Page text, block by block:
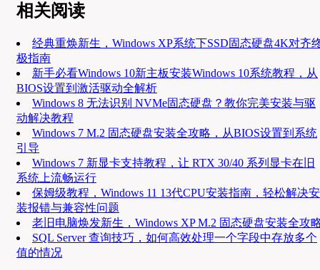
相关阅读
经典重焕新生，Windows XP系统下SSD固态硬盘4K对齐
极指南
新手必看Windows 10新主板安装Windows 10系统教程，从
BIOS设置到激活驱动全解析
Windows 8 无法识别 NVMe固态硬盘？教你完美安装与驱
动解决教程
Windows 7 M.2 固态硬盘安装全攻略，从BIOS设置到系统
引导
Windows 7 新显卡支持教程，让 RTX 30/40 系列显卡在旧
系统上流畅运行
保姆级教程，Windows 11 13代CPU安装指南，轻松解决安
装报错与兼容性问题
老旧电脑焕发新生，Windows XP M.2 固态硬盘安装全攻
SQL Server 查询技巧，如何高效处理一个字段中存放多个
值的情况